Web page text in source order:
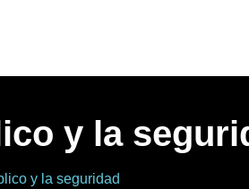
y la
y la seguridad